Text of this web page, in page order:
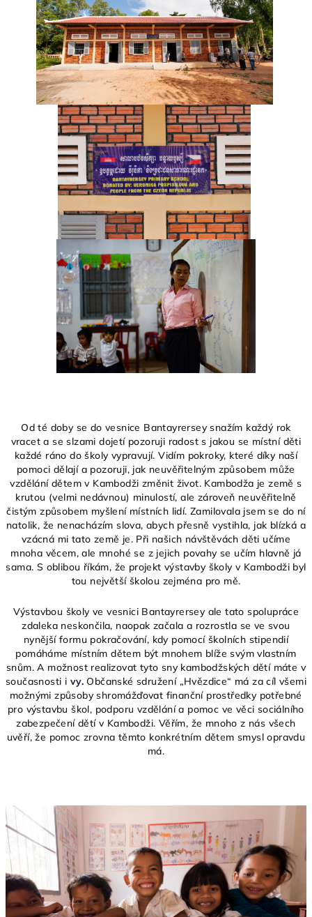
Od té doby se do vesnice Bantayrersey snažím každý rok
vracet a se slzami dojetí pozoruji radost s jakou se místní děti
každé ráno do školy vypravují. Vidím pokroky, které díky naší
pomoci dělají a pozoruji, jak neuvěřitelným způsobem může
vzdělání dětem v Kambodži změnit život. Kambodža je země s
krutou (velmi nedávnou) minulostí, ale zároveň neuvěřitelně
čistým způsobem myšlení místních lidí. Zamilovala jsem se do ní
natolik, že nenacházím slova, abych přesně vystihla, jak blízká a
vzácná mi tato země je. Při našich návštěvách děti učíme
mnoha věcem, ale mnohé se z jejich povahy se učím hlavně já
sama. S oblibou říkám, že projekt výstavby školy v Kambodži byl
tou největší školou zejména pro mě.
Výstavbou školy ve vesnici Bantayrersey ale tato spolupráce
zdaleka neskončila, naopak začala a rozrostla se ve svou
nynější formu pokračování, kdy pomocí školních stipendií
pomáháme místním dětem být mnohem blíže svým vlastním
snům. A možnost realizovat tyto sny kambodžských dětí máte v
současnosti i vy.Občanské sdružení „Hvězdice“ má za cíl všemi
možnými způsoby shromážďovat finanční prostředky potřebné
pro výstavbu škol, podporu vzdělání a pomoc ve věci sociálního
zabezpečení dětí v Kambodži. Věřím, že mnoho z nás všech
uvěří, že pomoc zrovna těmto konkrétním dětem smysl opravdu
má.